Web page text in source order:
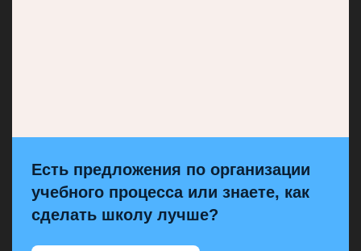
Есть предложения по организации
учебного процесса или знаете, как
сделать школу лучше?